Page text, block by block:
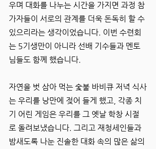
우며 대화를 나누는 시간을 가지면 과정 참
가자들이 서로의 관계를 더욱 돈독히 할 수
있으리라는 생각이었습니다. 이번 수련회
는 5기생만이 아니라 선배 기수들과 멘토
님들도 함께 했습니다.
자연을 벗 삼아 먹는 숯불 바비큐 저녁 식사
는 우리를 낭만에 젖어 들게 했고, 각종 치
기 어린 게임은 우리를 그 옛날 학창 시절
로 돌려보냈습니다. 그리고 재청세인들과
밤새도록 나눈 진솔한 대화 속의 많은 삶의